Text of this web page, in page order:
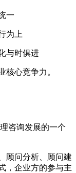
一
为上
与时俱进
核心竞争力。
咨询发展的一个
顾问分析、顾问建
，企业方的参与主